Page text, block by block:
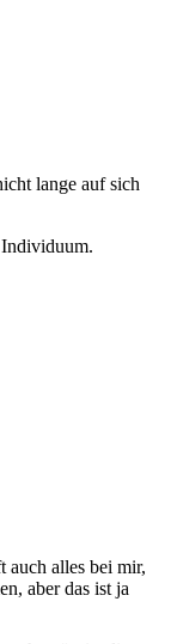
lange auf sich
auch alles bei mir,
aber das ist ja